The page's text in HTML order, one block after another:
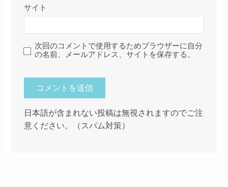
サイト
次回のコメントで使用するためブラウザーに自分
の名前、メールアドレス、サイトを保存する。
日本語が含まれない投稿は無視されますのでご注
意ください。（スパム対策）